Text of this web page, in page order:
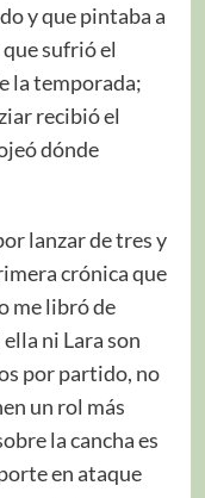
y que pintaba a
sufrió el
la temporada;
recibió el
dónde
lanzar de tres y
crónica que
me libró de
ni Lara son
por partido, no
un rol más
la cancha es
en ataque